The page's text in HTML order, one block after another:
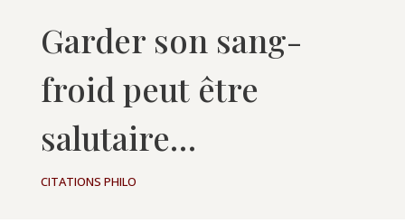
Garder son sang-
froid peut être
salutaire…
CITATIONS PHILO